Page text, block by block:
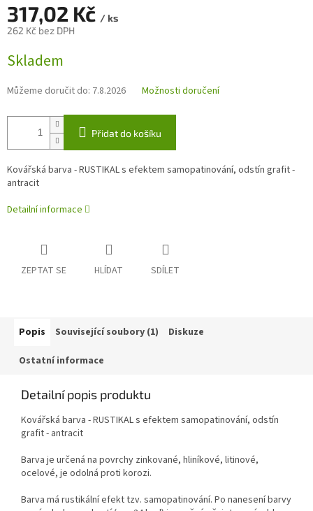
317,02 Kč / ks
262 Kč bez DPH
cena:
Skladem
Můžeme doručit do: 7.8.2026 Možnosti doručení
Přidat do košíku
Kovářská barva - RUSTIKAL s efektem samopatinování, odstín grafit -
antracit
Detailní informace
ZEPTAT SE HLÍDAT SDÍLET
Popis Související soubory (1) Diskuze
Ostatní informace
Detailní popis produktu
Kovářská barva - RUSTIKAL s efektem samopatinování, odstín
grafit - antracit
Barva je určená na povrchy zinkované, hliníkové, litinové,
ocelové, je odolná proti korozi.
Barva má rustikální efekt tzv. samopatinování. Po nanesení barvy